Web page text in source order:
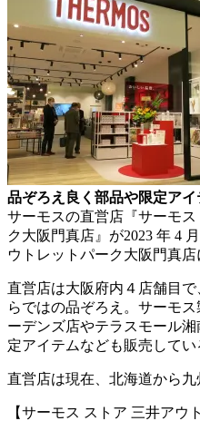
品ぞろえ良く部品や限定アイ
サーモスの直営店『サーモ
ク大阪門真店』が2023 年 4
ウトレットパーク大阪門真店
直営店は大阪府内４店舗目
らではの品ぞろえ。サーモ
ーデンズ店やテラスモール
定アイテムなども販売してい
直営店は現在、北海道から九
【サーモス ストア 三井アウ